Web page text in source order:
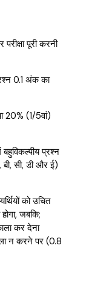
पूरी करनी
0.1 अंक का
20% (1/5वां)
बहुविकल्पीय प्रश्न
बी, सी, डी और ई)
को उचित
जबकि;
कर देना
न करने पर (0.8